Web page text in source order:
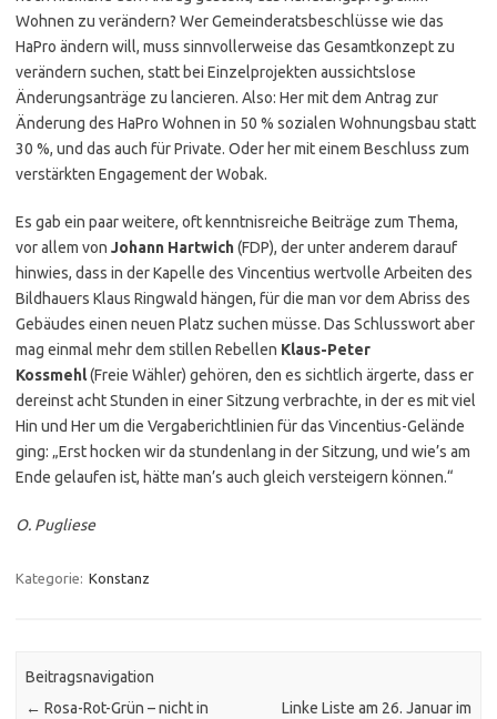
Wohnen zu verändern? Wer Gemeinderatsbeschlüsse wie das
HaPro ändern will, muss sinnvollerweise das Gesamtkonzept zu
verändern suchen, statt bei Einzelprojekten aussichtslose
Änderungsanträge zu lancieren. Also: Her mit dem Antrag zur
Änderung des HaPro Wohnen in 50 % sozialen Wohnungsbau statt
30 %, und das auch für Private. Oder her mit einem Beschluss zum
verstärkten Engagement der Wobak.
Es gab ein paar weitere, oft kenntnisreiche Beiträge zum Thema,
vor allem von Johann Hartwich(FDP), der unter anderem darauf
hinwies, dass in der Kapelle des Vincentius wertvolle Arbeiten des
Bildhauers Klaus Ringwald hängen, für die man vor dem Abriss des
Gebäudes einen neuen Platz suchen müsse. Das Schlusswort aber
mag einmal mehr dem stillen Rebellen Klaus-Peter
Kossmehl(Freie Wähler) gehören, den es sichtlich ärgerte, dass er
dereinst acht Stunden in einer Sitzung verbrachte, in der es mit viel
Hin und Her um die Vergaberichtlinien für das Vincentius-Gelände
ging: „Erst hocken wir da stundenlang in der Sitzung, und wie’s am
Ende gelaufen ist, hätte man’s auch gleich versteigern können.“
O. Pugliese
Kategorie: Konstanz
Beitragsnavigation
← Rosa-Rot-Grün – nicht in
Linke Liste am 26. Januar im